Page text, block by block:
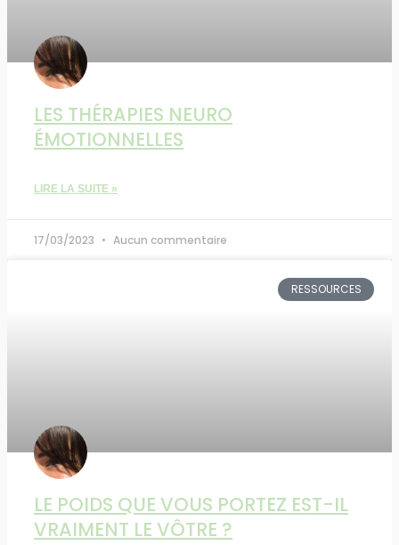
LES THÉRAPIES NEURO
ÉMOTIONNELLES
LIRE LA SUITE »
17/03/2023 Aucun commentaire
RESSOURCES
LE POIDS QUE VOUS PORTEZ EST-IL
VRAIMENT LE VÔTRE ?